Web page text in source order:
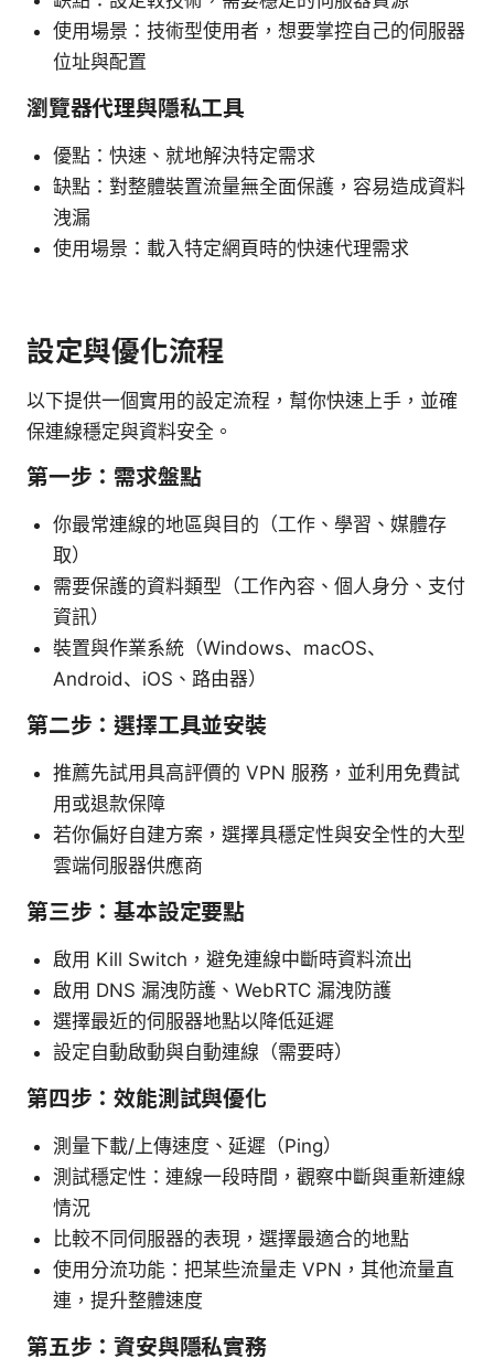
使用場景：技術型使用者，想要掌控自己的伺服器
位址與配置
瀏覽器代理與隱私工具
優點：快速、就地解決特定需求
缺點：對整體裝置流量無全面保護，容易造成資料
洩漏
使用場景：載入特定網頁時的快速代理需求
設定與優化流程
以下提供一個實用的設定流程，幫你快速上手，並確
保連線穩定與資料安全。
第一步：需求盤點
你最常連線的地區與目的（工作、學習、媒體存
取）
需要保護的資料類型（工作內容、個人身分、支付
資訊）
裝置與作業系統（Windows、macOS、
Android、iOS、路由器）
第二步：選擇工具並安裝
推薦先試用具高評價的 VPN 服務，並利用免費試
用或退款保障
若你偏好自建方案，選擇具穩定性與安全性的大型
雲端伺服器供應商
第三步：基本設定要點
啟用 Kill Switch，避免連線中斷時資料流出
啟用 DNS 漏洩防護、WebRTC 漏洩防護
選擇最近的伺服器地點以降低延遲
設定自動啟動與自動連線（需要時）
第四步：效能測試與優化
測量下載/上傳速度、延遲（Ping）
測試穩定性：連線一段時間，觀察中斷與重新連線
情況
比較不同伺服器的表現，選擇最適合的地點
使用分流功能：把某些流量走 VPN，其他流量直
連，提升整體速度
第五步：資安與隱私實務